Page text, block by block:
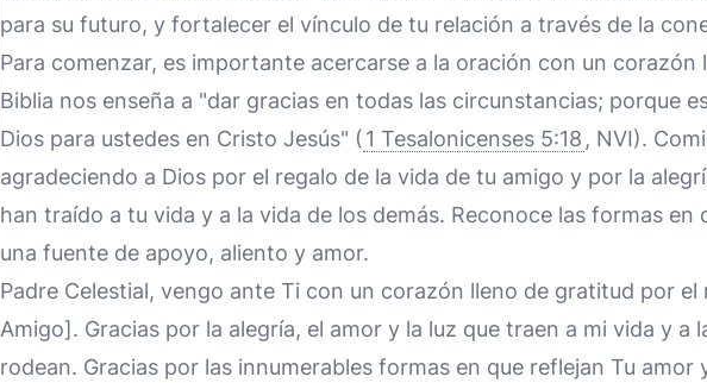
para su futuro, y fortalecer el vínculo de tu relación a través de la
Para comenzar, es importante acercarse a la oración con un corazón
Biblia nos enseña a "dar gracias en todas las circunstancias; porque
Dios para ustedes en Cristo Jesús" ( 1 Tesalonicenses 5:18 , NVI).
agradeciendo a Dios por el regalo de la vida de tu amigo y por la
han traído a tu vida y a la vida de los demás. Reconoce las formas en
una fuente de apoyo, aliento y amor.
Padre Celestial, vengo ante Ti con un corazón lleno de gratitud por
Amigo]. Gracias por la alegría, el amor y la luz que traen a mi vida y a
rodean. Gracias por las innumerables formas en que reflejan Tu amor